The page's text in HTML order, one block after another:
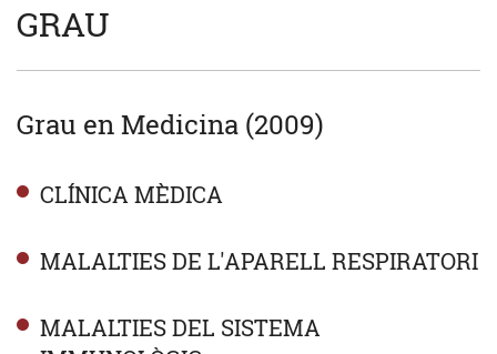
GRAU
Grau en Medicina (2009)
CLÍNICA MÈDICA
MALALTIES DE L'APARELL RESPIRATORI
MALALTIES DEL SISTEMA